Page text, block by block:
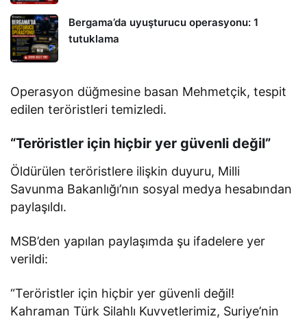
Bergama’da uyuşturucu operasyonu: 1
tutuklama
Operasyon düğmesine basan Mehmetçik, tespit
edilen teröristleri temizledi.
“Teröristler için hiçbir yer güvenli değil”
Öldürülen teröristlere ilişkin duyuru, Milli
Savunma Bakanlığı’nın sosyal medya hesabından
paylaşıldı.
MSB’den yapılan paylaşımda şu ifadelere yer
verildi:
“Teröristler için hiçbir yer güvenli değil!
Kahraman Türk Silahlı Kuvvetlerimiz, Suriye’nin